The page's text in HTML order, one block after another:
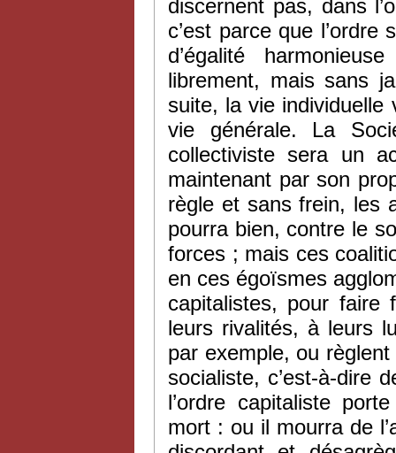
discernent pas, dans
c’est parce que l’ordre
d’égalité
librement, mais sans
suite, la vie individuelle
vie générale. La
collectiviste sera un
maintenant par son
règle et sans frein, les
pourra bien, contre le
forces ; mais ces
en ces égoïsmes
capitalistes, pour faire
leurs rivalités, à leurs
par exemple, ou
socialiste, c’est-à-dire
l’ordre capitaliste
mort : ou il mourra de